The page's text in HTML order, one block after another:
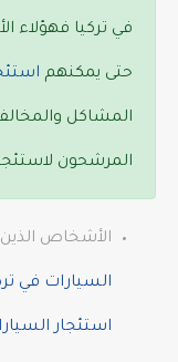
في تركيا
حتى يمكنهم
المشاكل
المرشحون
الأشخاص الذين
السيارات في
استئجار